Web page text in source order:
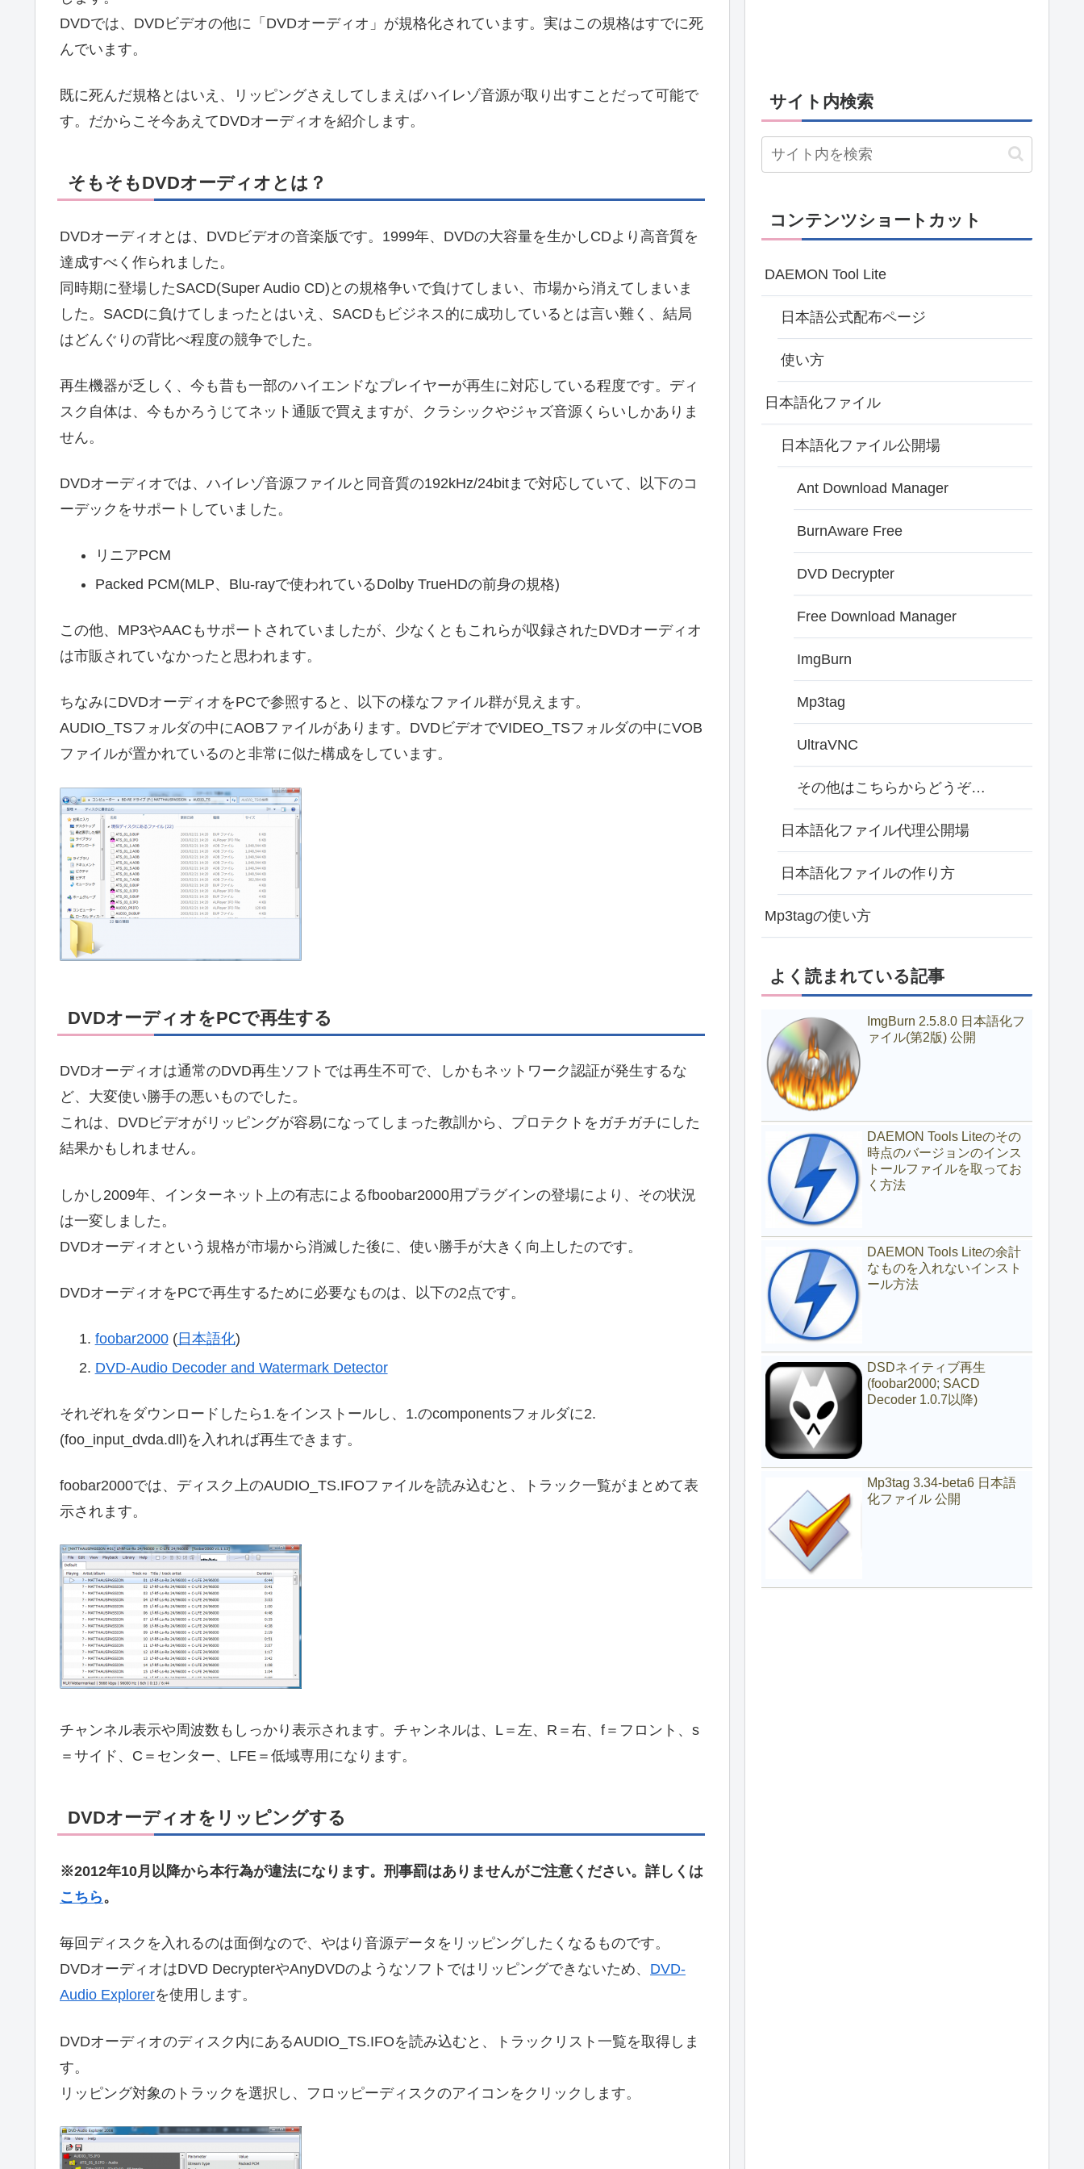
DVDでは、DVDビデオの他に「DVDオーディオ」が規格化されています。実はこの規格はすでに死
んでいます。
既に死んだ規格とはいえ、リッピングさえしてしまえばハイレゾ音源が取り出すことだって可能で
す。だからこそ今あえてDVDオーディオを紹介します。
そもそもDVDオーディオとは？
DVDオーディオとは、DVDビデオの音楽版です。1999年、DVDの大容量を生かしCDより高音質を
達成すべく作られました。
同時期に登場したSACD(Super Audio CD)との規格争いで負けてしまい、市場から消えてしまいま
した。SACDに負けてしまったとはいえ、SACDもビジネス的に成功しているとは言い難く、結局
はどんぐりの背比べ程度の競争でした。
再生機器が乏しく、今も昔も一部のハイエンドなプレイヤーが再生に対応している程度です。ディ
スク自体は、今もかろうじてネット通販で買えますが、クラシックやジャズ音源くらいしかありま
せん。
DVDオーディオでは、ハイレゾ音源ファイルと同音質の192kHz/24bitまで対応していて、以下のコ
ーデックをサポートしていました。
リニアPCM
Packed PCM(MLP、Blu-rayで使われているDolby TrueHDの前身の規格)
この他、MP3やAACもサポートされていましたが、少なくともこれらが収録されたDVDオーディオ
は市販されていなかったと思われます。
ちなみにDVDオーディオをPCで参照すると、以下の様なファイル群が見えます。
AUDIO_TSフォルダの中にAOBファイルがあります。DVDビデオでVIDEO_TSフォルダの中にVOB
ファイルが置かれているのと非常に似た構成をしています。
DVDオーディオをPCで再生する
DVDオーディオは通常のDVD再生ソフトでは再生不可で、しかもネットワーク認証が発生するな
ど、大変使い勝手の悪いものでした。
これは、DVDビデオがリッピングが容易になってしまった教訓から、プロテクトをガチガチにした
結果かもしれません。
しかし2009年、インターネット上の有志によるfboobar2000用プラグインの登場により、その状況
は一変しました。
DVDオーディオという規格が市場から消滅した後に、使い勝手が大きく向上したのです。
DVDオーディオをPCで再生するために必要なものは、以下の2点です。
foobar2000(日本語化)
DVD-Audio Decoder and Watermark Detector
それぞれをダウンロードしたら1.をインストールし、1.のcomponentsフォルダに2.
(foo_input_dvda.dll)を入れれば再生できます。
foobar2000では、ディスク上のAUDIO_TS.IFOファイルを読み込むと、トラック一覧がまとめて表
示されます。
チャンネル表示や周波数もしっかり表示されます。チャンネルは、L＝左、R＝右、f＝フロント、s
＝サイド、C＝センター、LFE＝低域専用になります。
DVDオーディオをリッピングする
※2012年10月以降から本行為が違法になります。刑事罰はありませんがご注意ください。詳しくは
こちら。
毎回ディスクを入れるのは面倒なので、やはり音源データをリッピングしたくなるものです。
DVDオーディオはDVD DecrypterやAnyDVDのようなソフトではリッピングできないため、 DVD-
Audio Explorerを使用します。
DVDオーディオのディスク内にあるAUDIO_TS.IFOを読み込むと、トラックリスト一覧を取得しま
す。
リッピング対象のトラックを選択し、フロッピーディスクのアイコンをクリックします。
サイト内検索
コンテンツショートカット
DAEMON Tool Lite
日本語公式配布ページ
使い方
日本語化ファイル
日本語化ファイル公開場
Ant Download Manager
BurnAware Free
DVD Decrypter
Free Download Manager
ImgBurn
Mp3tag
UltraVNC
その他はこちらからどうぞ…
日本語化ファイル代理公開場
日本語化ファイルの作り方
Mp3tagの使い方
よく読まれている記事
ImgBurn 2.5.8.0 日本語化フ
ァイル(第2版) 公開
DAEMON Tools Liteのその
時点のバージョンのインス
トールファイルを取ってお
く方法
DAEMON Tools Liteの余計
なものを入れないインスト
ール方法
DSDネイティブ再生
(foobar2000; SACD
Decoder 1.0.7以降)
Mp3tag 3.34-beta6 日本語
化ファイル 公開